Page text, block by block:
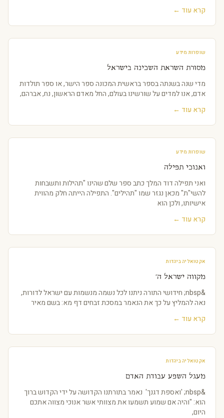
קרא עוד ←
שופרות מידע
מסורת השראת השכינה בישראל
מדי שנה בשנתה בספר בראשית המכונה ספר הישר, או ספר תולדות
אדם, אנו למדים על שורשינו בעולם, החל מאדם הראשון, נח, אברהם,
קרא עוד ←
שופרות מידע
ואנוכי תפילה
ואני תפילה דוד המלך כתב ספר שלם שהינו "תהילות ותשבחות
להשי"ת" מכאן נגזר שמו "תהילים". התפילה הייתה חלק מהווית
אישיותו, ולכן הוא
קרא עוד ←
אקטואליה ביהדות
מקווה ישראל ה'
&nbsp; חידושי התורה ניתנו לכל נשמה מנשמות עם ישראל לדורות,
נאה להמליץ על כך את הנאמר במסכת זבחים דף מא: בשם מאיר
קרא עוד ←
אקטואליה ביהדות
מעגל השפע עבודת האדם
&nbsp; 'ואספת דגנך' נאמר בתורתנו הקדושה על ידי הקדוש ברוך
הוא: "והיה אם שמוע תשמעו את מצוותי אשר אנוכי מצווה אתכם
היום,